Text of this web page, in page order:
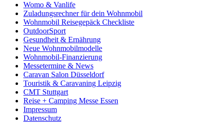
Womo & Vanlife
Zuladungsrechner für dein Wohnmobil
Wohnmobil Reisegepäck Checkliste
OutdoorSport
Gesundheit & Ernährung
Neue Wohnmobilmodelle
Wohnmobil-Finanzierung
Messetermine & News
Caravan Salon Düsseldorf
Touristik & Caravaning Leipzig
CMT Stuttgart
Reise + Camping Messe Essen
Impressum
Datenschutz